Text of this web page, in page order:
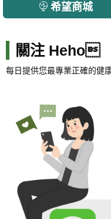
希望商城
關注 Heho
每日提供您最專業正確的健